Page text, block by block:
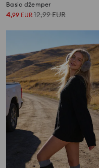
Basic džemper
4,99 EUR12,99EUR